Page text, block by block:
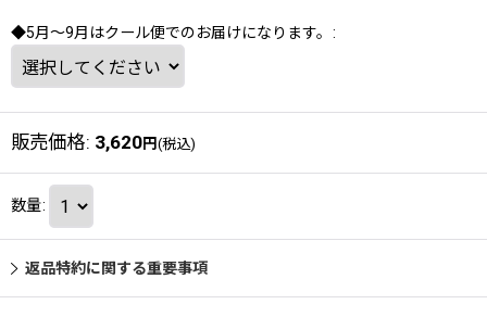
◆5月～9月はクール便でのお届けになります。 :
販売価格: 3,620円 (税込)
数量:
返品特約に関する重要事項